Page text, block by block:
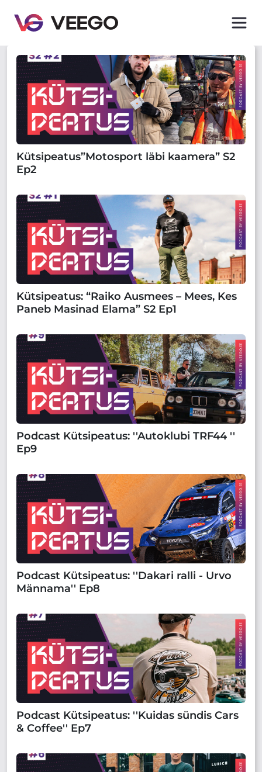
Kütsipeatus”Motosport läbi kaamera” S2
Ep2
Kütsipeatus: “Raiko Ausmees – Mees, Kes
Paneb Masinad Elama” S2 Ep1
Podcast Kütsipeatus: ''Autoklubi TRF44 ''
Ep9
Podcast Kütsipeatus: ''Dakari ralli - Urvo
Männama'' Ep8
Podcast Kütsipeatus: ''Kuidas sündis Cars
& Coffee'' Ep7